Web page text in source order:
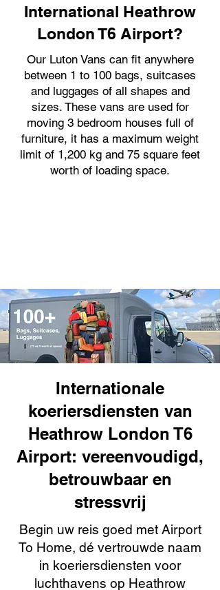
International Heathrow
London T6 Airport?
Our Luton Vans can fit anywhere
between 1 to 100 bags, suitcases
and luggages of all shapes and
sizes. These vans are used for
moving 3 bedroom houses full of
furniture, it has a maximum weight
limit of 1,200 kg and 75 square feet
worth of loading space.
Internationale
koeriersdiensten van
Heathrow London T6
Airport: vereenvoudigd,
betrouwbaar en
stressvrij
Begin uw reis goed met Airport
To Home, dé vertrouwde naam
in koeriersdiensten voor
luchthavens op Heathrow